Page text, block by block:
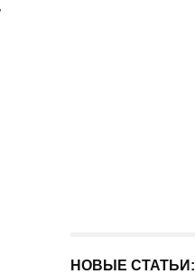
НОВЫЕ СТАТЬИ: